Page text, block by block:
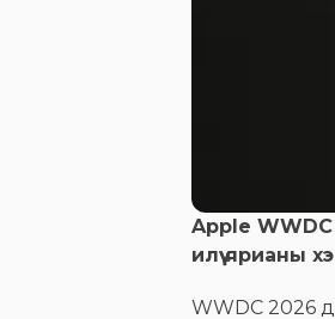
Apple
илүү ярианы
WWDC 2026